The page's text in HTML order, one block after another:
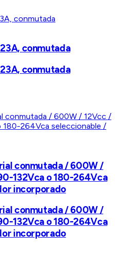
conmutada
conmutada
conmutada / 600W /
132Vca o 180-264Vca
incorporado
conmutada / 600W /
132Vca o 180-264Vca
incorporado